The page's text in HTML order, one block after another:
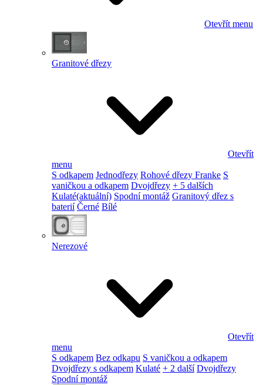
Otevřít menu
Granitové dřezy
Otevřít
menu
S odkapem Jednodřezy Rohové dřezy Franke S
vaničkou a odkapem Dvojdřezy + 5 dalších
Kulaté(aktuální) Spodní montáž Granitový dřez s
baterií Černé Bílé
Nerezové
Otevřít
menu
S odkapem Bez odkapu S vaničkou a odkapem
Dvojdřezy s odkapem Kulaté + 2 další Dvojdřezy
Spodní montáž